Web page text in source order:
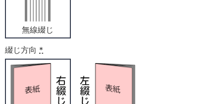
無線綴じ
綴じ方向 *